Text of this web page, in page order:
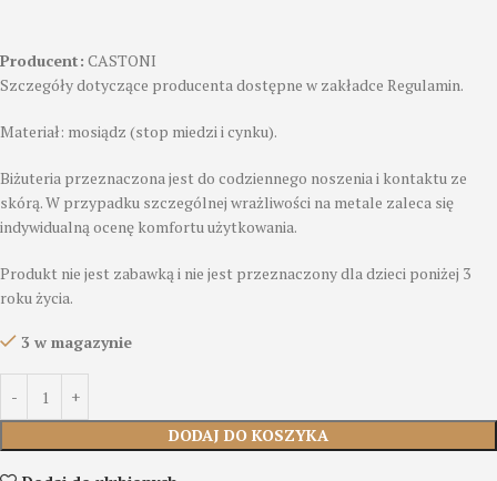
Producent: CASTONI
Szczegóły dotyczące producenta dostępne w zakładce Regulamin.
Materiał: mosiądz (stop miedzi i cynku).
Biżuteria przeznaczona jest do codziennego noszenia i kontaktu ze
skórą. W przypadku szczególnej wrażliwości na metale zaleca się
indywidualną ocenę komfortu użytkowania.
Produkt nie jest zabawką i nie jest przeznaczony dla dzieci poniżej 3
roku życia.
3 w magazynie
DODAJ DO KOSZYKA